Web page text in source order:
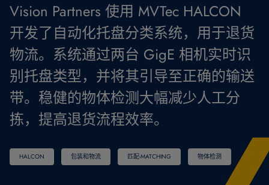
Vision Partners 使用 MVTec HALCON
开发了自动化托盘分类系统，用于退货
物流。系统通过两台 GigE 相机实时识
别托盘类型，并将其引导至正确的输送
带。稳健的物体检测大幅减少人工分
拣，提高退货流程效率。
HALCON 包装和物流 匹配-MATCHING 物体检测